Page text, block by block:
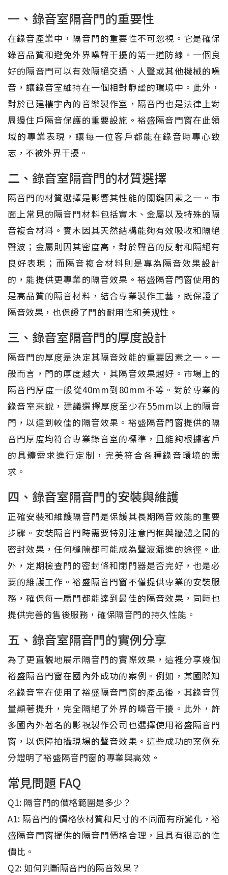
一、錄音室隔音門的重要性
在錄音產業中，隔音門的重要性不可忽視。它是確保
錄音品質和避免外界噪聲干擾的第一道防線。一個良
好的隔音門可以有效隔絕交通、人聲或其他機械的噪
音，讓錄音室維持在一個相對靜謐的環境中。此外，
對於已建樓宇內的音樂製作室，隔音門也是法律上對
周邊住戶隔音保護的重要設施。裕盛隔音門窗在此領
域的專業表現，讓每一位客戶都能在錄音時專心致
志，不被外界干擾。
二、錄音室隔音門的材質選擇
隔音門的材質選擇是影響其性能的關鍵因素之一。市
面上常見的隔音門材料包括實木、金屬以及特殊的隔
音複合材料。實木因其天然結構能夠有效吸收和隔絕
聲波；金屬則因其密度高，對於聲音的反射和隔絕有
良好表現；而隔音複合材料則是專為隔音效果設計
的，能提供更專業的隔音效果。裕盛隔音門窗使用的
是高品質的隔音材料，結合專業製作工藝，既保證了
隔音效果，也保證了門的耐用性和美观性。
三、錄音室隔音門的厚度設計
隔音門的厚度是決定其隔音效能的重要因素之一。一
般而言，門的厚度越大，其隔音效果越好。市場上的
隔音門厚度一般從40mm到80mm不等。對於專業的
錄音室來說，建議選擇厚度至少在55mm以上的隔音
門，以達到較佳的隔音效果。裕盛隔音門窗提供的隔
音門厚度均符合專業錄音室的標準，且能夠根據客戶
的具體需求進行定制，完美符合各種錄音環境的需
求。
四、錄音室隔音門的安裝與維護
正確安裝和維護隔音門是保護其長期隔音效能的重要
步驟。安裝隔音門時需要特別注意門框與牆體之間的
密封效果，任何縫隙都可能成為聲波漏進的途徑。此
外，定期檢查門的密封條和閉門器是否完好，也是必
要的維護工作。裕盛隔音門窗不僅提供專業的安裝服
務，確保每一扇門都能達到最佳的隔音效果，同時也
提供完善的售後服務，確保隔音門的持久性能。
五、錄音室隔音門的實例分享
為了更直觀地展示隔音門的實際效果，這裡分享幾個
裕盛隔音門窗在國內外成功的案例。例如，某國際知
名錄音室在使用了裕盛隔音門窗的產品後，其錄音質
量顯著提升，完全隔絕了外界的噪音干擾。此外，許
多國內外著名的影視製作公司也選擇使用裕盛隔音門
窗，以保障拍攝現場的聲音效果。這些成功的案例充
分證明了裕盛隔音門窗的專業與高效。
常見問題 FAQ
Q1: 隔音門的價格範圍是多少？
A1: 隔音門的價格依材質和尺寸的不同而有所變化，裕
盛隔音門窗提供的隔音門價格合理，且具有很高的性
價比。
Q2: 如何判斷隔音門的隔音效果？